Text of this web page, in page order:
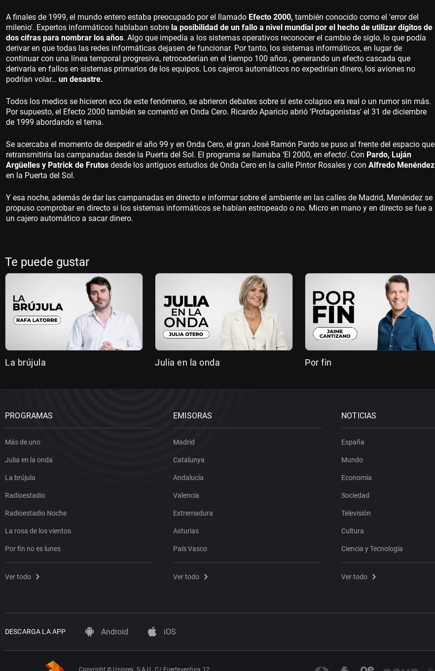
A finales de 1999, el mundo entero estaba preocupado por el llamado Efecto 2000, también conocido como el 'error del
milenio'. Expertos informáticos hablaban sobre la posibilidad de un fallo a nivel mundial por el hecho de utilizar dígitos de
dos cifras para nombrar los años. Algo que impedía a los sistemas operativos reconocer el cambio de siglo, lo que podía
derivar en que todas las redes informáticas dejasen de funcionar. Por tanto, los sistemas informáticos, en lugar de
continuar con una línea temporal progresiva, retrocederían en el tiempo 100 años , generando un efecto cascada que
derivaría en fallos en sistemas primarios de los equipos. Los cajeros automáticos no expedirían dinero, los aviones no
podrían volar… un desastre.
Todos los medios se hicieron eco de este fenómeno, se abrieron debates sobre si este colapso era real o un rumor sin más.
Por supuesto, el Efecto 2000 también se comentó en Onda Cero. Ricardo Aparicio abrió 'Protagonistas' el 31 de diciembre
de 1999 abordando el tema.
Se acercaba el momento de despedir el año 99 y en Onda Cero, el gran José Ramón Pardo se puso al frente del espacio que
retransmitiría las campanadas desde la Puerta del Sol. El programa se llamaba ‘El 2000, en efecto’. Con Pardo, Luján
Argüelles y Patrick de Frutos desde los antiguos estudios de Onda Cero en la calle Pintor Rosales y con Alfredo Menéndez
en la Puerta del Sol.
Y esa noche, además de dar las campanadas en directo e informar sobre el ambiente en las calles de Madrid, Menéndez se
propuso comprobar en directo si los sistemas informáticos se habían estropeado o no. Micro en mano y en directo se fue a
un cajero automático a sacar dinero.
Te puede gustar
La brújula Julia en la onda Por fin
PROGRAMAS
Más de uno
Julia en la onda
La brújula
Radioestadio
Radioestadio Noche
La rosa de los vientos
Por fin no es lunes
Ver todo
EMISORAS
Madrid
Catalunya
Andalucía
Valencia
Extremadura
Asturias
País Vasco
Ver todo
NOTICIAS
España
Mundo
Economía
Sociedad
Televisión
Cultura
Ciencia y Tecnología
Ver todo
DESCARGA LA APP Android iOS
Copyright © Uniprex, S.A.U., C/ Fuerteventura 12